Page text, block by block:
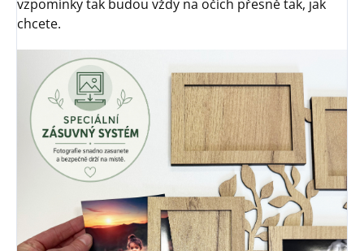
vzpomínky tak budou vždy na očích přesně tak, jak
chcete.